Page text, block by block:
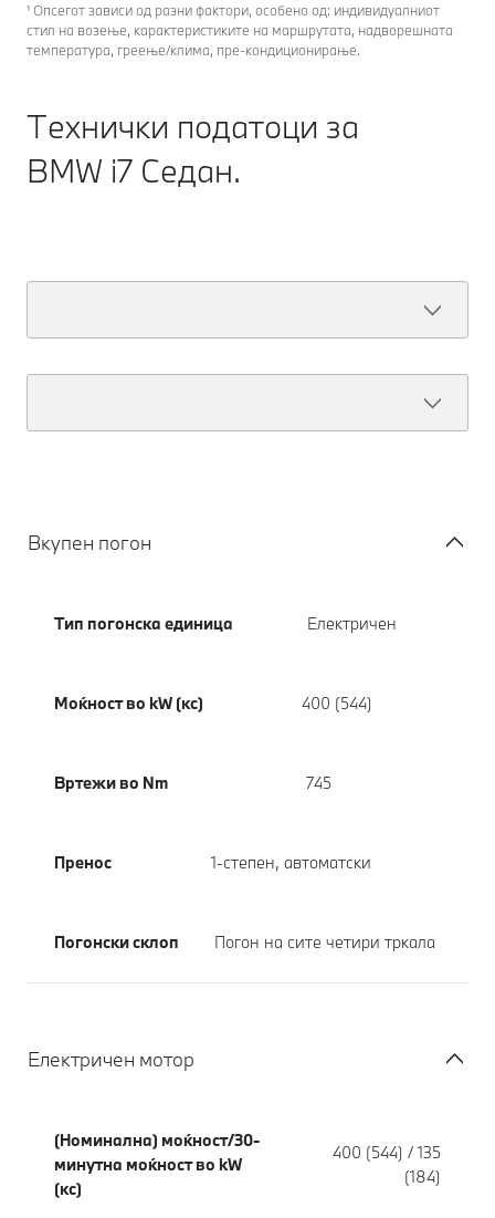
¹ Опсегот зависи од разни фактори, особено од: индивидуалниот
стил на возење, карактеристиките на маршрутата, надворешната
температура, греење/клима, пре-кондиционирање.
Технички податоци за
BMW i7 Седан.
Вкупен погон
Тип погонска единица Електричен
Моќност во kW (кс) 400 (544)
Вртежи во Nm 745
Пренос 1-степен, автоматски
Погонски склоп Погон на сите четири тркала
Електричен мотор
(Номинална) моќност/30-
минутна моќност во kW
(кс)
400 (544) / 135
(184)